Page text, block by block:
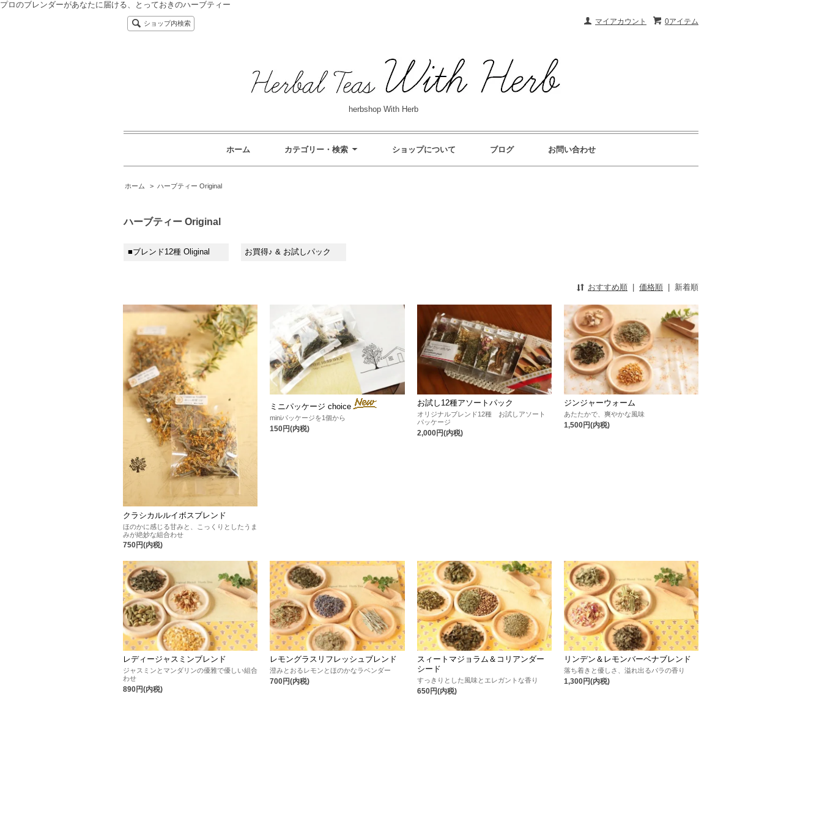
プロのブレンダーがあなたに届ける、とっておきのハーブティー
0アイテム
マイアカウント
ショップ内検索
herbshop With Herb
ホーム カテゴリー・検索 ショップについて ブログ お問い合わせ
ホーム > ハーブティー Original
ハーブティー Original
■ブレンド12種 Oliginal お買得♪ & お試しパック
おすすめ順 | 価格順 | 新着順
クラシカルルイボスブレンド
ほのかに感じる甘みと、こっくりとしたうま
みが絶妙な組合わせ
750円(内税)
ミニパッケージ choice
miniパッケージを1個から
150円(内税)
お試し12種アソートパック
オリジナルブレンド12種 お試しアソート
パッケージ
2,000円(内税)
ジンジャーウォーム
あたたかで、爽やかな風味
1,500円(内税)
レディージャスミンブレンド
ジャスミンとマンダリンの優雅で優しい組合
わせ
890円(内税)
レモングラスリフレッシュブレンド
澄みとおるレモンとほのかなラベンダー
700円(内税)
スィートマジョラム＆コリアンダー
シード
すっきりとした風味とエレガントな香り
650円(内税)
リンデン＆レモンバーベナブレンド
落ち着きと優しさ、溢れ出るバラの香り
1,300円(内税)